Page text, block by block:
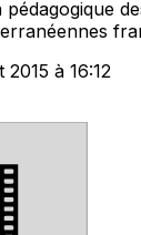
à 16:12